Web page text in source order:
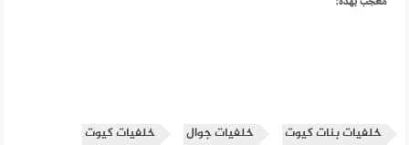
خلفيات بنات كيوت خلفيات جوال
خلفيات كيوت